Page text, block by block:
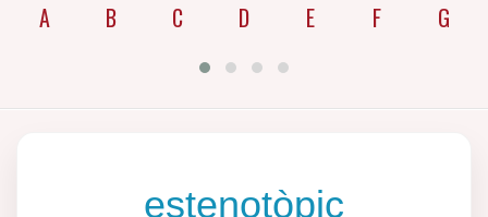
A B C D E F G
estenotòpic